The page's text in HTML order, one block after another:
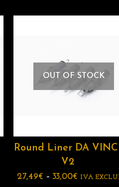
OUT OF STOCK
Round Liner DA
V2
27,49€ –33,00€ IVA